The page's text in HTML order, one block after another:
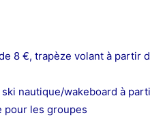
8 €, trapèze volant à partir
nautique/wakeboard à
pour les groupes